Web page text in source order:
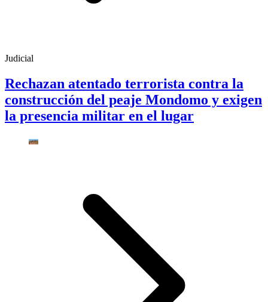
Judicial
Rechazan atentado terrorista contra la
construcción del peaje Mondomo y exigen
la presencia militar en el lugar